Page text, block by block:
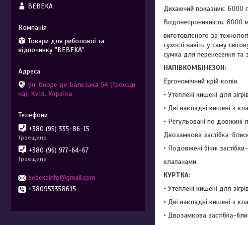
Дихаючий показник: 6000
Водонепроникність: 8000
виготовленого за
сухості навіть у саму
сумка для перенесення та
НАПІВКОМБІНЕЗОН:
Ергономічний крій колін.
• Утеплені кишені для
• Дві накладні кишені з
• Регульовані по довжині
Двозамкова застібка-
• Подовжені бічні
клапанами
КУРТКА:
• Утеплені кишені для
• Дві накладні кишені з
• Двозамкова застібка-
BEBEKA
Товари для риболовлі та
відпочинку "BEBEKA"
ул. Оноре де Бальзака 64 (Троещи
на), Київ, Україна
+380 (95) 335-86-15
Троещина
+380 (96) 977-64-67
Троещина
bebekainfo@gmail.com
+380953358615